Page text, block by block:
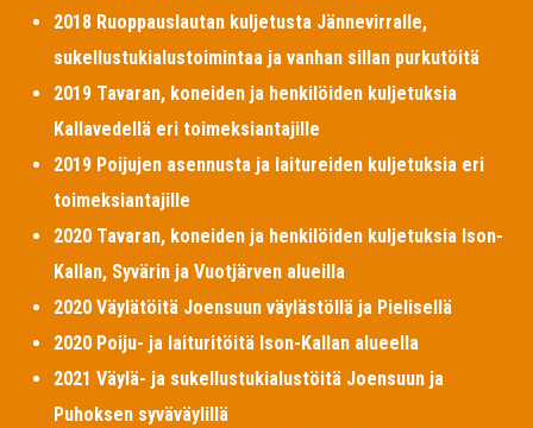
2018 Ruoppauslautan kuljetusta Jännevirralle,
sukellustukialustoimintaa ja vanhan sillan purkutöitä
2019 Tavaran, koneiden ja henkilöiden kuljetuksia
Kallavedellä eri toimeksiantajille
2019 Poijujen asennusta ja laitureiden kuljetuksia eri
toimeksiantajille
2020 Tavaran, koneiden ja henkilöiden kuljetuksia Ison-
Kallan, Syvärin ja Vuotjärven alueilla
2020 Väylätöitä Joensuun väylästöllä ja Pielisellä
2020 Poiju- ja laituritöitä Ison-Kallan alueella
2021 Väylä- ja sukellustukialustöitä Joensuun ja
Puhoksen syväväylillä